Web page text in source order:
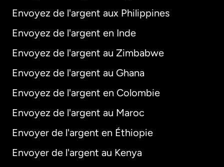
Envoyez de l'argent aux Philippines
Envoyez de l'argent en Inde
Envoyez de l'argent au Zimbabwe
Envoyez de l'argent au Ghana
Envoyez de l'argent en Colombie
Envoyez de l'argent au Maroc
Envoyer de l'argent en Éthiopie
Envoyer de l'argent au Kenya